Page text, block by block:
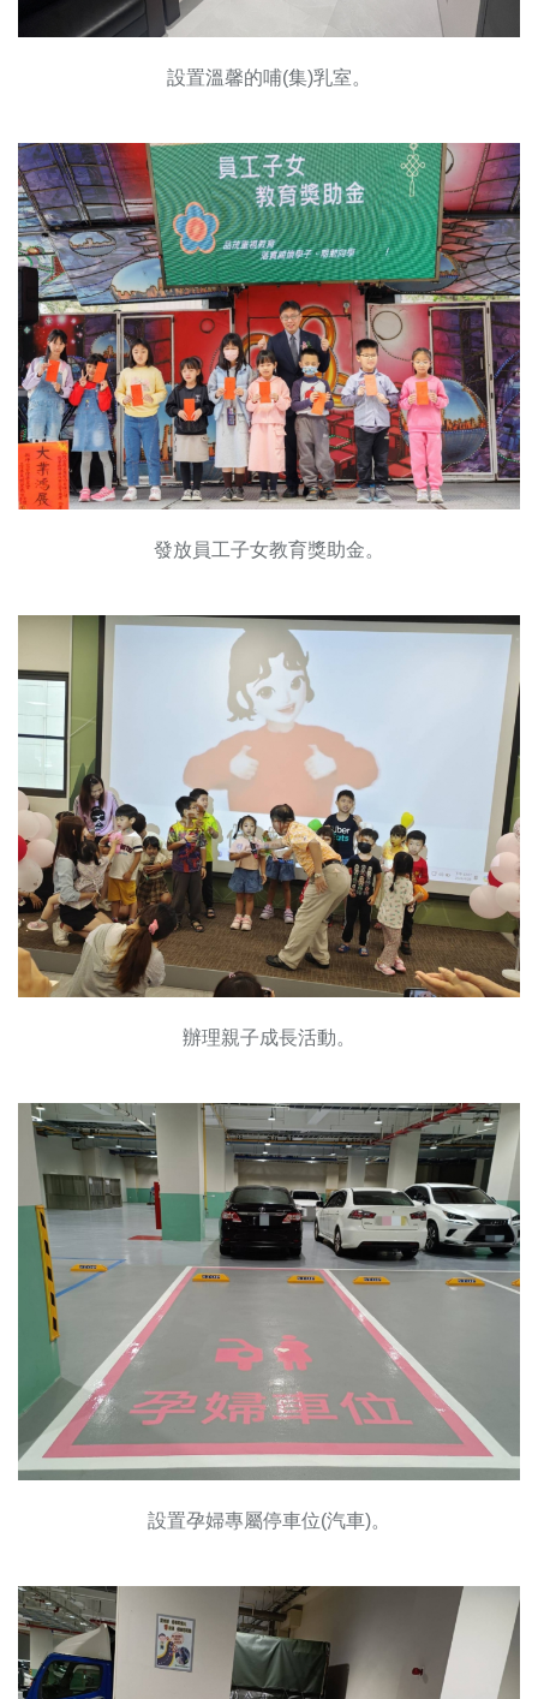
設置溫馨的哺(集)乳室。
發放員工子女教育獎助金。
辦理親子成長活動。
設置孕婦專屬停車位(汽車)。